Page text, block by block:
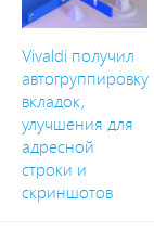
Vivaldi получил
автогруппировку
вкладок,
улучшения для
адресной
строки и
скриншотов